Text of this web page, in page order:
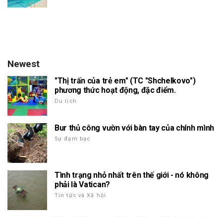
Newest
"Thị trấn của trẻ em" (TC "Shchelkovo")
phương thức hoạt động, đặc điểm.
Du lịch
Bur thủ công vườn với bàn tay của chính mình
Sự đạm bạc
Tình trạng nhỏ nhất trên thế giới - nó không
phải là Vatican?
Tin tức và Xã hội